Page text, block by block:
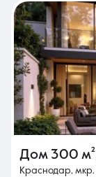
Дом 300 м²
Краснодар,